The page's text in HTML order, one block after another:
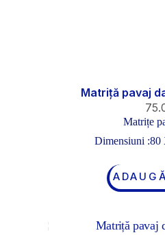
Matriță pavaj
Matrițe
Dimensiuni